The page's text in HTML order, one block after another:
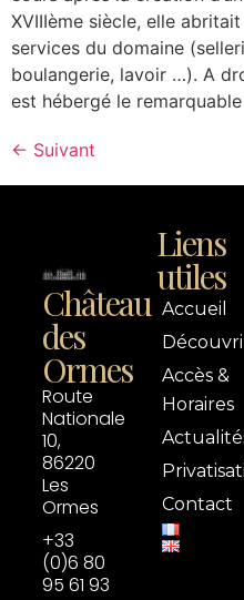
XVIIIème siècle, elle
services du domaine
boulangerie, lavoir …). A
est hébergé le
← Suivant
Château
des
Ormes
Route
Nationale
10,
86220
Les
Ormes
+33
(0)6 80
95 61 93
Liens
utiles
Accueil
Accès &
Horaires
Contact